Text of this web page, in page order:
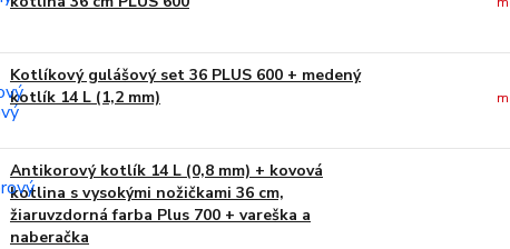
Kotlíkový gulášový set 36 PLUS 600 + medený
kotlík 14 L (1,2 mm)
Antikorový kotlík 14 L (0,8 mm) + kovová
kotlina s vysokými nožičkami 36 cm,
žiaruvzdorná farba Plus 700 + vareška a
naberačka